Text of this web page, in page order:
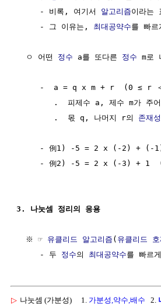
     - 비록, 여기서
알고리즘이라는
     - 그 이유는,
최대공약수를 빠르
  ㅇ 어떤
정수 a를 또다른 정수 m로
-  a = q x m + r  (0 ≤ r
.  피제수 a, 제수 m가 주어
        .  몫 q, 나머지 r의
존재성
- 例1) -5 = 2 x (-2) + (-1)
- 例2) -5 = 2 x (-3) + 1
3. 나눗셈 정리의 응용
  ※ ☞
유클리드 알고리즘 ( 유클리드 호
     - 두
정수의 최대공약수를 빠르
▷ 나눗셈 (가분성) 1. 가분성,약수,배수 2.